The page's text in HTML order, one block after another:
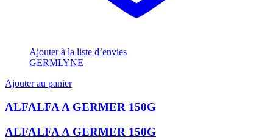
Ajouter à la liste d’envies
GERMLYNE
Ajouter au panier
ALFALFA A GERMER 150G
ALFALFA A GERMER 150G